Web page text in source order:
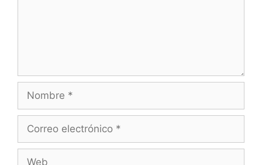
electrónico